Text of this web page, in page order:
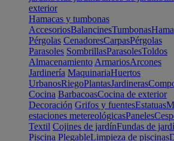
exterior
Hamacas y tumbonas
AccesoriosBalancinesTumbonas
Pérgolas CenadoresCarpasPérgolas
Parasoles SombrillasParasolesToldos
Almacenamiento ArmariosArcones
Jardinería MaquinariaHuertos
UrbanosRiegoPlantasJardineras
Cocina BarbacoasCocina de exterior
Decoración Grifos y fuentesEstatuas
estaciones metereológicasPaneles
Textil Cojines de jardínFundas de
Piscina PlegableLimpieza de piscinas